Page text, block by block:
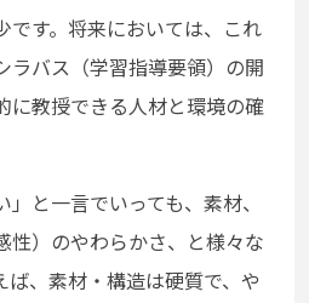
です。将来においては、これ
ラバス（学習指導要領）の開
に教授できる人材と環境の確
と一言でいっても、素材、
性）のやわらかさ、と様々な
ば、素材・構造は硬質で、や